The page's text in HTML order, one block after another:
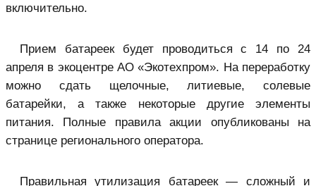
включительно.
Прием батареек будет проводиться с 14 по 24
апреля в экоцентре АО «Экотехпром». На переработку
можно сдать щелочные, литиевые, солевые
батарейки, а также некоторые другие элементы
питания. Полные правила акции опубликованы на
странице регионального оператора.
Правильная утилизация батареек — сложный и